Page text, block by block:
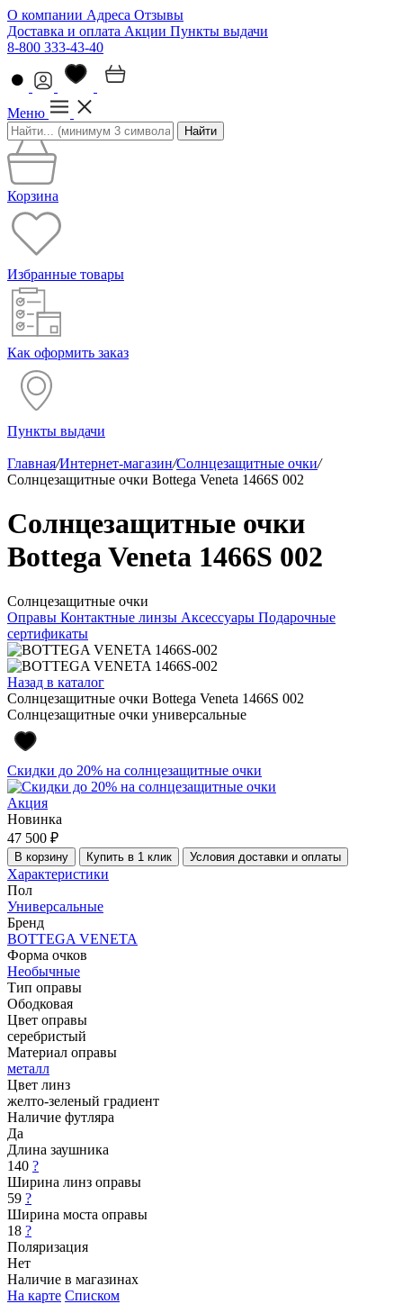
О компании Адреса Отзывы
Доставка и оплата Акции Пункты выдачи
8-800 333-43-40
Меню
Найти
Корзина
Избранные товары
Как оформить заказ
Пункты выдачи
Главная/Интернет-магазин/Солнцезащитные очки/
Солнцезащитные очки Bottega Veneta 1466S 002
Солнцезащитные очки
Bottega Veneta 1466S 002
Солнцезащитные очки
Оправы Контактные линзы Аксессуары Подарочные
сертификаты
Назад в каталог
Солнцезащитные очки Bottega Veneta 1466S 002
Солнцезащитные очки универсальные
Скидки до 20% на солнцезащитные очки
Акция
Новинка
47 500 ₽
В корзину Купить в 1 клик Условия доставки и оплаты
Характеристики
Пол
Универсальные
Бренд
BOTTEGA VENETA
Форма очков
Необычные
Тип оправы
Ободковая
Цвет оправы
серебристый
Материал оправы
металл
Цвет линз
желто-зеленый градиент
Наличие футляра
Да
Длина заушника
140 ?
Ширина линз оправы
59 ?
Ширина моста оправы
18 ?
Поляризация
Нет
Наличие в магазинах
На карте Списком